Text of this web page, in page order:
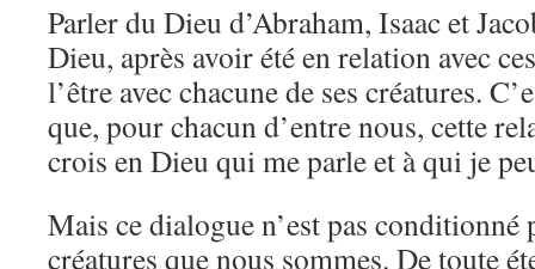
Parler du Dieu d’Abraham, Isaac et
Dieu, après avoir été en relation avec
l’être avec chacune de ses créatures.
que, pour chacun d’entre nous, cette
crois en Dieu qui me parle et à qui je
Mais ce dialogue n’est pas conditionné
créatures que nous sommes. De toute